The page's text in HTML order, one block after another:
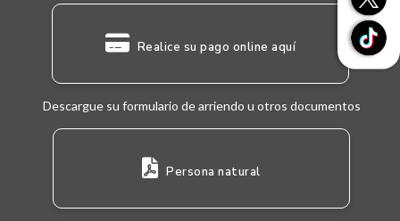
Realice su pago online aquí
Descargue su formulario de arriendo u otros documentos
Persona natural